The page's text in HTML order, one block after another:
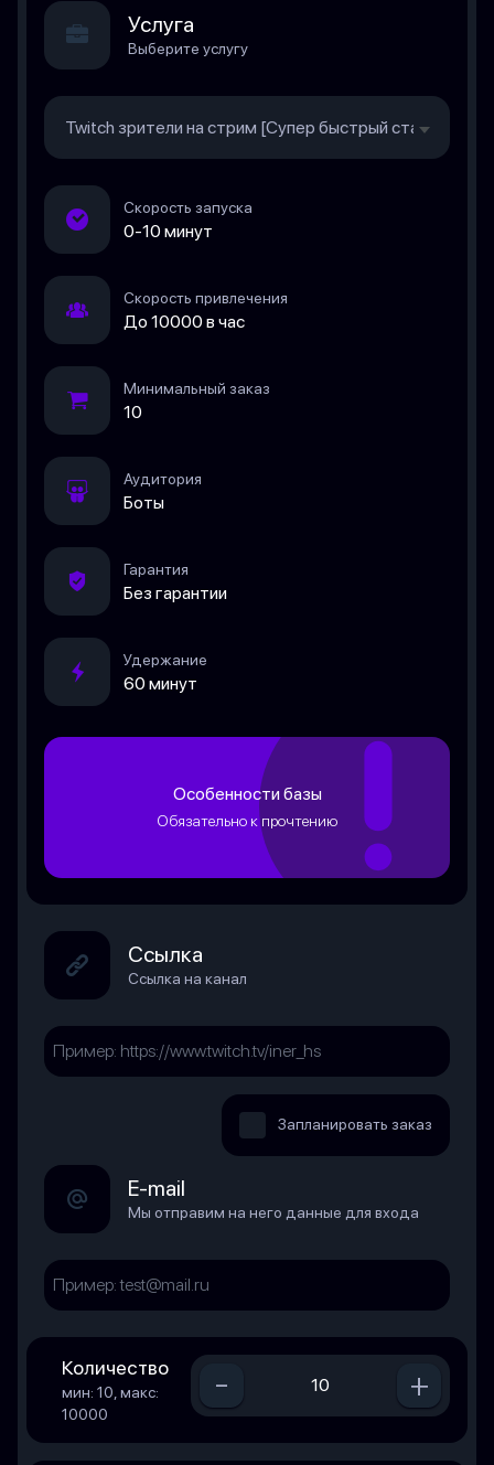
Услуга
Выберите услугу
Twitch зрители на стрим [Супер быстрый старт, 60
Скорость запуска
0-10 минут
Скорость привлечения
До 10000 в час
Минимальный заказ
10
Аудитория
Боты
Гарантия
Без гарантии
Удержание
60 минут
Особенности базы
Обязательно к прочтению
Ссылка
Ссылка на канал
Запланировать заказ
E-mail
Мы отправим на него данные для входа
Количество
мин: 10, макс:
10000
- +